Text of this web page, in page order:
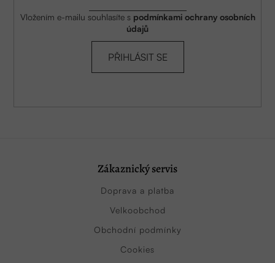
Vložením e-mailu souhlasíte s podmínkami ochrany osobních
údajů
PŘIHLÁSIT SE
Zákaznický servis
Doprava a platba
Velkoobchod
Obchodní podmínky
Cookies